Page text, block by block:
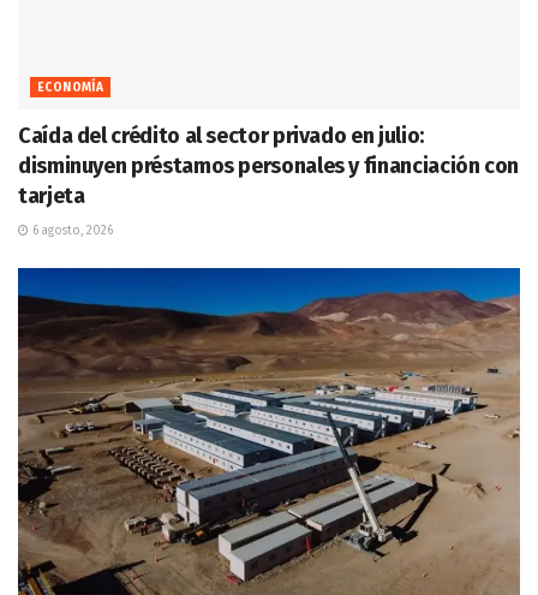
ECONOMÍA
Caída del crédito al sector privado en julio:
disminuyen préstamos personales y financiación con
tarjeta
6 agosto, 2026